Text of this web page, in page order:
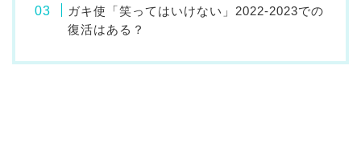
ガキ使「笑ってはいけない」2022-2023での
復活はある？